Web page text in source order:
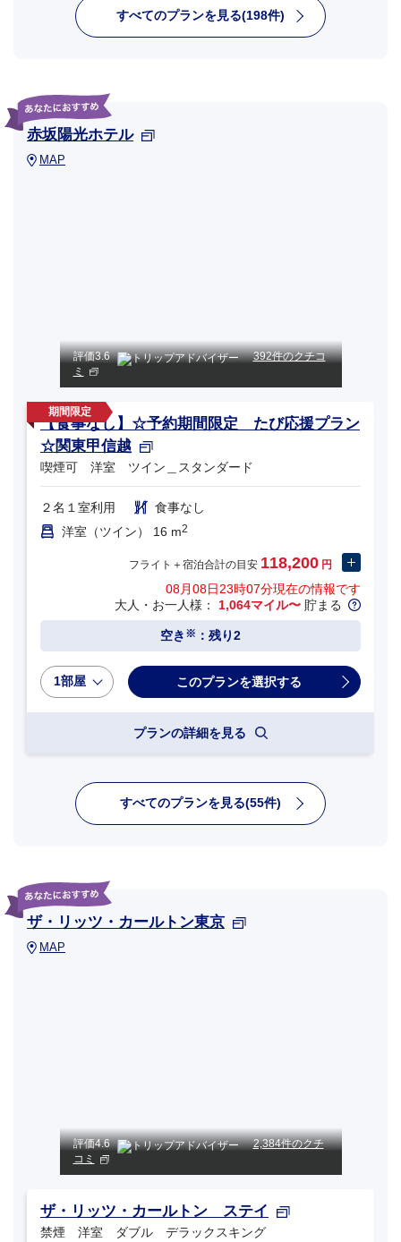
すべてのプランを見る(198件)
赤坂陽光ホテル
MAP
評価3.6
392件のクチコ
ミ
【食事なし】☆予約期間限定 たび応援プラン
☆関東甲信越
喫煙可 洋室 ツイン＿スタンダード
２名１室利用
食事なし
洋室（ツイン） 16 m2
フライト＋宿泊合計の目安 118,200 円
08月08日23時07分現在の情報です
大人・お一人様： 1,064マイル〜 貯まる
空き ※ ：残り2
1部屋
プランの詳細を見る
すべてのプランを見る(55件)
ザ・リッツ・カールトン東京
MAP
評価4.6
2,384件のクチ
コミ
ザ・リッツ・カールトン ステイ
禁煙 洋室 ダブル デラックスキング